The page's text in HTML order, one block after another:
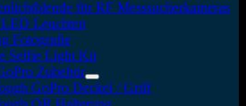
für RF Messsucherkameras
Leuchten
Fotografie
Selfie Light Kit
Zubehör
GoPro Deckel / Griff